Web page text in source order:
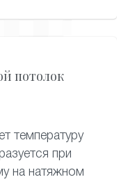
Если мебель
потолок
температуру
при
на натяжном